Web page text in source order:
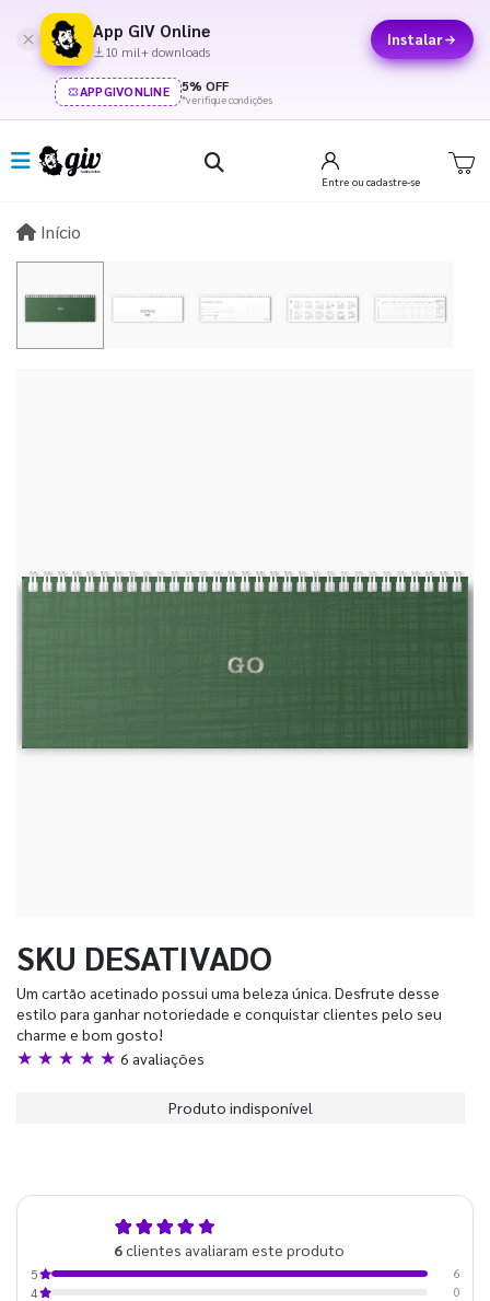
App GIV Online
10 mil+ downloads
Instalar
APPGIVONLINE 5% OFF
*verifique condições
Entre ou cadastre-se
Início
SKU DESATIVADO
Um cartão acetinado possui uma beleza única. Desfrute desse
estilo para ganhar notoriedade e conquistar clientes pelo seu
charme e bom gosto!
★ ★ ★ ★ ★ 6 avaliações
Produto indisponível
6clientes avaliaram este produto
5
6
4
0